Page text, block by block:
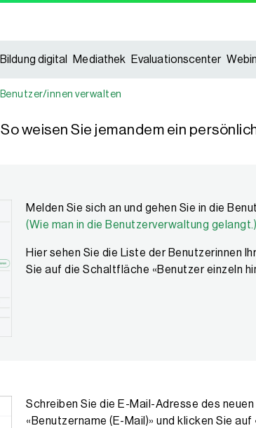
Bildung digital Mediathek Evaluationscenter
Benutzer/innen verwalten
So weisen Sie jemandem ein
Melden Sie sich an und gehen Sie in die
(Wie man in die Benutzerverwaltung gelangt.)
Hier sehen Sie die Liste der Benutzerinnen
Sie auf die Schaltfläche «Benutzer einzeln
Schreiben Sie die E-Mail-Adresse des
«Benutzername (E-Mail)» und klicken Sie auf